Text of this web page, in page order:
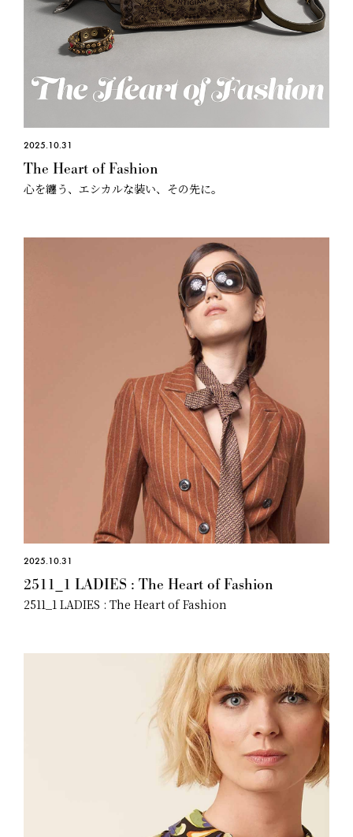
2025.10.31
The Heart of Fashion
心を纏う、エシカルな装い、その先に。
2025.10.31
2511_1 LADIES : The Heart of Fashion
2511_1 LADIES : The Heart of Fashion